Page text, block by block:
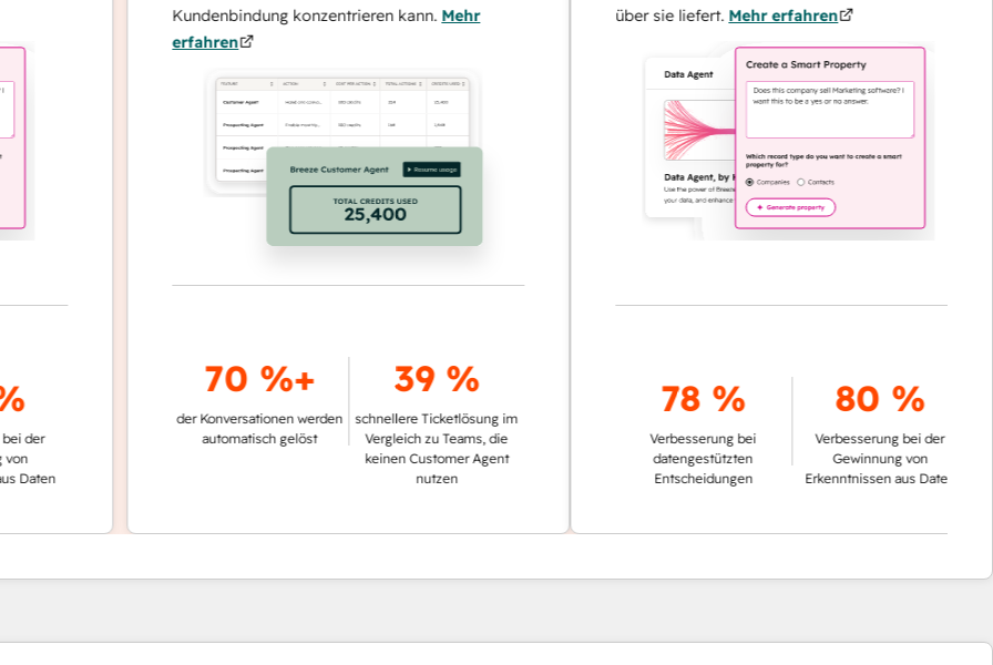
Kundenbindung konzentrieren kann.Mehr
erfahren
70 %+
der Konversationen werden
automatisch gelöst
39 %
schnellere Ticketlösung im
Vergleich zu Teams, die
keinen Customer Agent
nutzen
über sie liefert.Mehr erfahren
78 %
Verbesserung bei
datengestützten
Entscheidungen
80 %
Verbesserung bei der
Gewinnung von
Erkenntnissen aus Daten